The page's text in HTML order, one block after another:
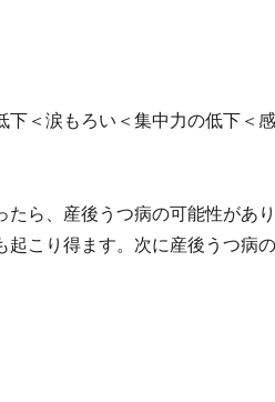
下＜涙もろい＜集中力の低下＜感
ら、産後うつ病の可能性があり
起こり得ます。次に産後うつ病の